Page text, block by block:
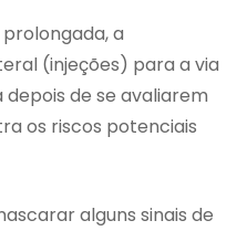
a
(injeções) para a via
de se avaliarem
os riscos potenciais
alguns sinais de